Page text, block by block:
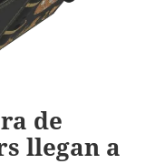
de
llegan a